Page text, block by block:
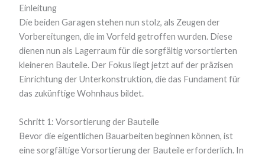
Einleitung
Die beiden Garagen stehen nun stolz, als Zeugen der
Vorbereitungen, die im Vorfeld getroffen wurden. Diese
dienen nun als Lagerraum für die sorgfältig vorsortierten
kleineren Bauteile. Der Fokus liegt jetzt auf der präzisen
Einrichtung der Unterkonstruktion, die das Fundament für
das zukünftige Wohnhaus bildet.
Schritt 1: Vorsortierung der Bauteile
Bevor die eigentlichen Bauarbeiten beginnen können, ist
eine sorgfältige Vorsortierung der Bauteile erforderlich. In